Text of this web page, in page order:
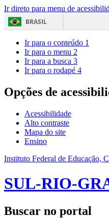
Ir direto para menu de
BRASIL
Ir para o conteúdo 1
Ir para o menu 2
Ir para a busca 3
Ir para o rodapé 4
Opções de
Acessibilidade
Alto contraste
Mapa do site
Ensino
Instituto Federal de Educação,
SUL-RIO-
Buscar no portal